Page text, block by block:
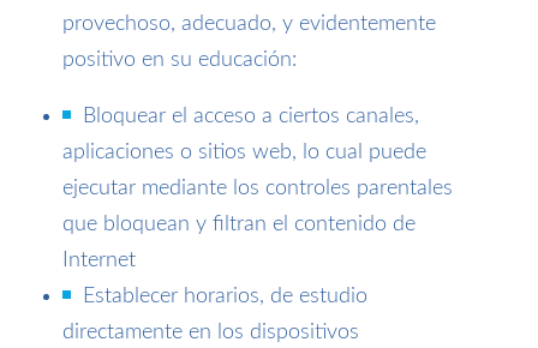
provechoso, adecuado, y evidentemente
positivo en su educación:
Bloquear el acceso a ciertos canales,
aplicaciones o sitios web, lo cual puede
ejecutar mediante los controles parentales
que bloquean y filtran el contenido de
Internet
Establecer horarios, de estudio
directamente en los dispositivos